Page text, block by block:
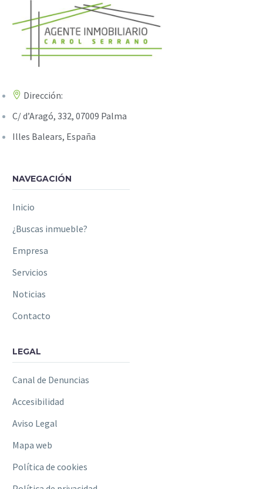
Dirección:
C/ d’Aragó, 332, 07009 Palma
Illes Balears, España
NAVEGACIÓN
Inicio
¿Buscas inmueble?
Empresa
Servicios
Noticias
Contacto
LEGAL
Canal de Denuncias
Accesibilidad
Aviso Legal
Mapa web
Política de cookies